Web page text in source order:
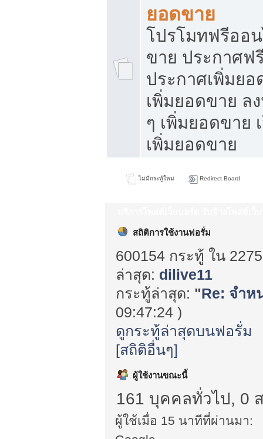
ยอดขาย
โปรโมทฟรีออ
ขาย ประกาศฟ
ประกาศเพิ่มย
เพิ่มยอดขาย ล
ๆ เพิ่มยอดขาย
เพิ่มยอดขาย
ไม่มีกระทู้ใหม่ Redirect Board
สถิติการใช้งานฟอรั่ม
600154 กระทู้ ใน
ล่าสุด: dilive11
กระทู้ล่าสุด: "Re: จำห
09:47:24 )
ดูกระทู้ล่าสุดบนฟอรั่ม
[สถิติอื่นๆ]
ผู้ใช้งานขณะนี้
161 บุคคลทั่วไป, 0
ผู้ใช้เมื่อ 15 นาทีที่ผ่านมา: